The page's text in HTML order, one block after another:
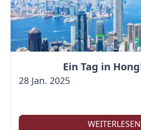
Ein Tag in
28 Jan. 2025
WEITERLESEN